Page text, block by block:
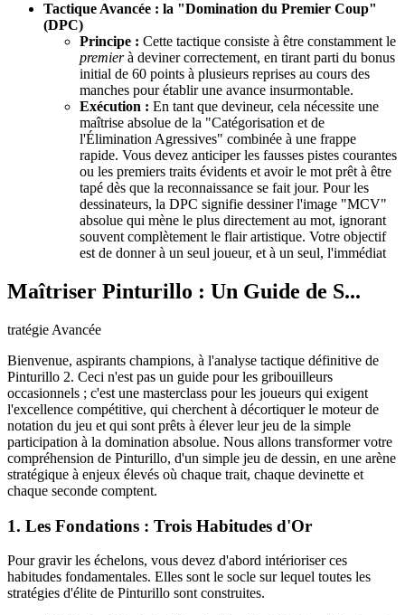
Tactique Avancée : la "Domination du Premier Coup"
(DPC)
Principe : Cette tactique consiste à être constamment le
premierà deviner correctement, en tirant parti du bonus
initial de 60 points à plusieurs reprises au cours des
manches pour établir une avance insurmontable.
Exécution : En tant que devineur, cela nécessite une
maîtrise absolue de la "Catégorisation et de
l'Élimination Agressives" combinée à une frappe
rapide. Vous devez anticiper les fausses pistes courantes
ou les premiers traits évidents et avoir le mot prêt à être
tapé dès que la reconnaissance se fait jour. Pour les
dessinateurs, la DPC signifie dessiner l'image "MCV"
absolue qui mène le plus directement au mot, ignorant
souvent complètement le flair artistique. Votre objectif
est de donner à un seul joueur, et à un seul, l'immédiat
Maîtriser Pinturillo : Un Guide de S...
tratégie Avancée
Bienvenue, aspirants champions, à l'analyse tactique définitive de
Pinturillo 2. Ceci n'est pas un guide pour les gribouilleurs
occasionnels ; c'est une masterclass pour les joueurs qui exigent
l'excellence compétitive, qui cherchent à décortiquer le moteur de
notation du jeu et qui sont prêts à élever leur jeu de la simple
participation à la domination absolue. Nous allons transformer votre
compréhension de Pinturillo, d'un simple jeu de dessin, en une arène
stratégique à enjeux élevés où chaque trait, chaque devinette et
chaque seconde comptent.
1. Les Fondations : Trois Habitudes d'Or
Pour gravir les échelons, vous devez d'abord intérioriser ces
habitudes fondamentales. Elles sont le socle sur lequel toutes les
stratégies d'élite de Pinturillo sont construites.